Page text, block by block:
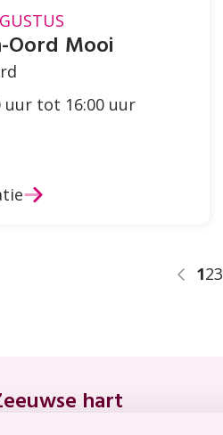
Oord Mooi
uur tot 16:00 uur
123
hart